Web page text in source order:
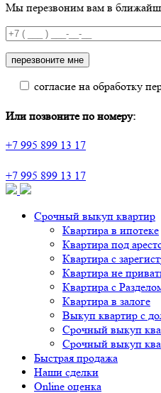
Мы перезвоним вам в
согласие на обработку
Или позвоните по номеру:
+7 995 899 13 17
+7 995 899 13 17
Срочный выкуп квартир
Квартира в ипотеке
Квартира под
Квартира с
Квартира не
Квартира с
Квартира в залоге
Выкуп квартир с
Срочный выкуп
Срочный выкуп
Быстрая продажа
Наши сделки
Online оценка